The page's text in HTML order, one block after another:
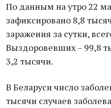
По данным на утро 22
зафиксировано 8,8
заражения за сутки,
Выздоровевших – 99,8
3,2 тысячи.
В Беларуси число
тысячи случаев